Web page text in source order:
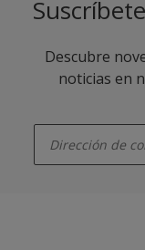
Descubre
noticias en